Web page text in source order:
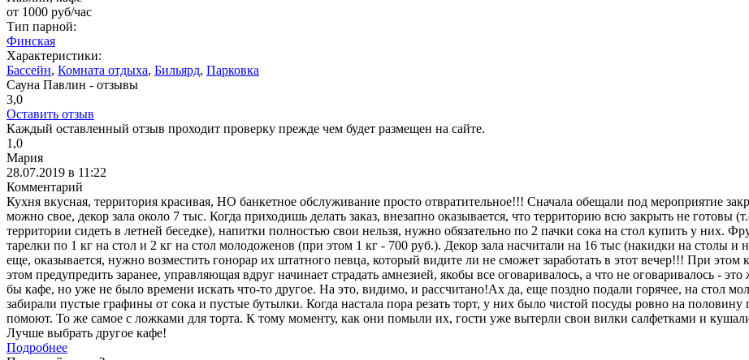
от 1000 руб/час
Тип парной:
Финская
Характеристики:
Бассейн, Комната отдыха, Бильярд, Парковка
Сауна Павлин - отзывы
3,0
Оставить отзыв
Каждый оставленный отзыв проходит проверку прежде чем будет размещен на сайте.
1,0
Мария
28.07.2019 в 11:22
Комментарий
Кухня вкусная, территория красивая, НО банкетное обслуживание просто отвратительное!!! Сначала обещали под мероприятие
можно свое, декор зала около 7 тыс. Когда приходишь делать заказ, внезапно оказывается, что территорию всю закрыть не готовы
территории сидеть в летней беседке), напитки полностью свои нельзя, нужно обязательно по 2 пачки сока на стол купить у них.
тарелки по 1 кг на стол и 2 кг на стол молодоженов (при этом 1 кг - 700 руб.). Декор зала насчитали на 16 тыс (накидки на столы
еще, оказывается, нужно возместить гонорар их штатного певца, который видите ли не сможет заработать в этот вечер!!! При
этом предупредить заранее, управляющая вдруг начинает страдать амнезией, якобы все оговаривалось, а что не оговаривалось -
бы кафе, но уже не было времени искать что-то другое. На это, видимо, и рассчитано!Ах да, еще поздно подали горячее, на стол
забирали пустые графины от сока и пустые бутылки. Когда настала пора резать торт, у них было чистой посуды ровно на половину
помоют. То же самое с ложками для торта. К тому моменту, как они помыли их, гости уже вытерли свои вилки салфетками и
Лучше выбрать другое кафе!
Подробнее